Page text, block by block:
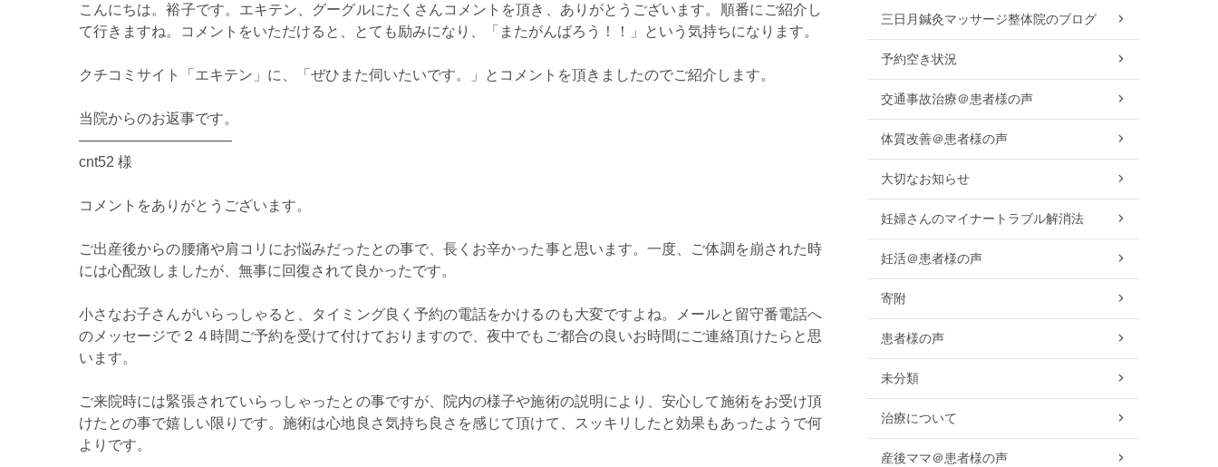
こんにちは。裕子です。エキテン、グーグルにたくさんコメントを頂き、ありがとうございます。順番にご紹介し
て行きますね。コメントをいただけると、とても励みになり、「またがんばろう！！」という気持ちになります。
クチコミサイト「エキテン」に、「ぜひまた伺いたいです。」とコメントを頂きましたのでご紹介します。
当院からのお返事です。
——————————–
cnt52 様
コメントをありがとうございます。
ご出産後からの腰痛や肩コリにお悩みだったとの事で、長くお辛かった事と思います。一度、ご体調を崩された時
には心配致しましたが、無事に回復されて良かったです。
小さなお子さんがいらっしゃると、タイミング良く予約の電話をかけるのも大変ですよね。メールと留守番電話へ
のメッセージで２４時間ご予約を受けて付けておりますので、夜中でもご都合の良いお時間にご連絡頂けたらと思
います。
ご来院時には緊張されていらっしゃったとの事ですが、院内の様子や施術の説明により、安心して施術をお受け頂
けたとの事で嬉しい限りです。施術は心地良さ気持ち良さを感じて頂けて、スッキリしたと効果もあったようで何
よりです。
三日月鍼灸マッサージ整体院のブログ
予約空き状況
交通事故治療＠患者様の声
体質改善＠患者様の声
大切なお知らせ
妊婦さんのマイナートラブル解消法
妊活＠患者様の声
寄附
患者様の声
未分類
治療について
産後ママ＠患者様の声